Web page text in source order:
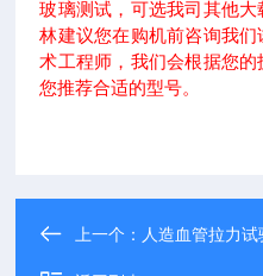
玻璃测试，可选我司其他
林建议您在购机前咨询我
术工程师，我们会根据您
您推荐合适的型号。
上一个： 人造血管拉力试